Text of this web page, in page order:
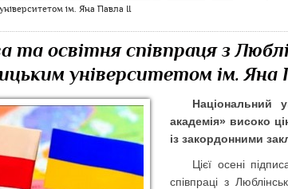
ім. Яна Павла II
та освітня співпраця з
університетом ім. Яна
Національний
академія» високо
із закордонними
Цієї осені
співпраці з